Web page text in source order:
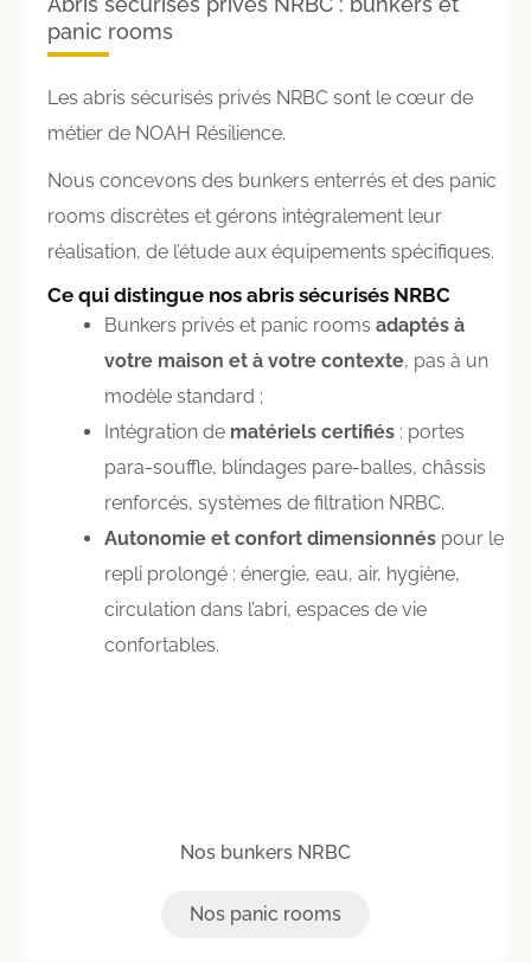
panic rooms
Les abris sécurisés privés NRBC sont le cœur de
métier de NOAH Résilience.
Nous concevons des bunkers enterrés et des panic
rooms discrètes et gérons intégralement leur
réalisation, de l’étude aux équipements spécifiques.
Ce qui distingue nos abris sécurisés NRBC
Bunkers privés et panic rooms adaptés à
votre maison et à votre contexte, pas à un
modèle standard ;
Intégration de matériels certifiés : portes
para-souffle, blindages pare-balles, châssis
renforcés, systèmes de filtration NRBC.
Autonomie et confort dimensionnés pour le
repli prolongé : énergie, eau, air, hygiène,
circulation dans l’abri, espaces de vie
confortables.
Nos bunkers NRBC
Nos panic rooms